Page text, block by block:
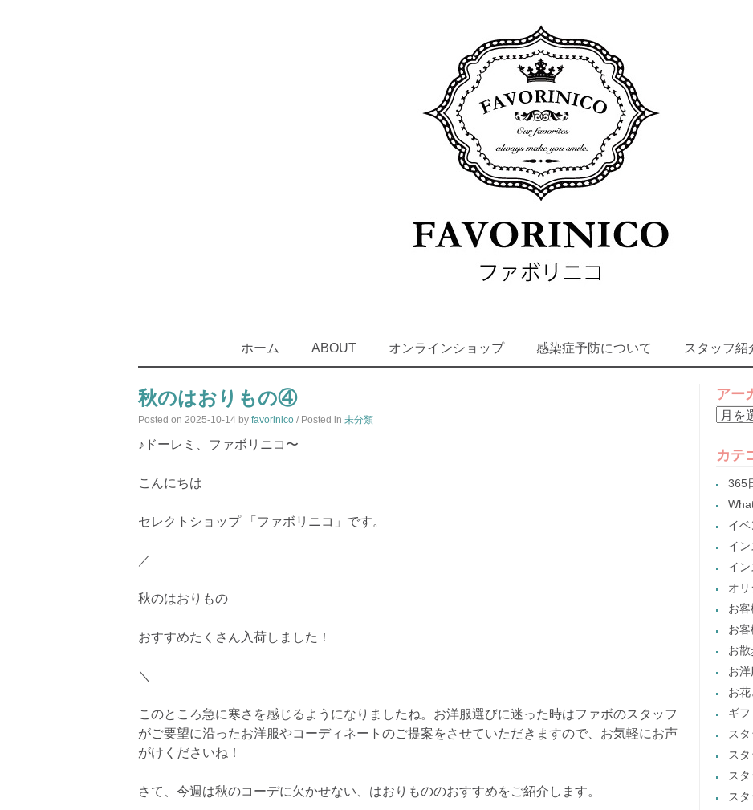
SKIP
TO
ホーム ABOUT オンラインショップ 感染症予防について スタッフ紹
秋のはおりもの④
Posted on 2025-10-14 by favorinico / Posted in 未分類
♪ドーレミ、ファボリニコ〜
こんにちは
セレクトショップ 「ファボリニコ」です。
／
秋のはおりもの
おすすめたくさん入荷しました！
＼
このところ急に寒さを感じるようになりましたね。お洋服選びに迷った時はファボのスタッフ
がご要望に沿ったお洋服やコーディネートのご提案をさせていただきますので、お気軽にお声
がけくださいね！
さて、今週は秋のコーデに欠かせない、はおりもののおすすめをご紹介します。
アー
ア
カ
カテ
365
イ
イ
イ
オ
お
お
お
お
お
ギフ
ス
ス
ス
ス